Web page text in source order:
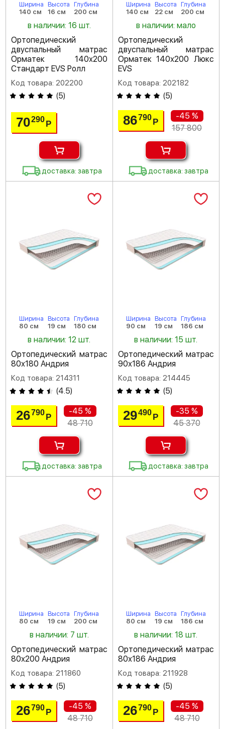
Ширина
140 см
Высота
16 см
Глубина
200 см
в наличии: 16 шт.
Ортопедический
двуспальный матрас
Орматек 140х200
Стандарт EVS Ролл
Код товара: 202200
(5)
70290Р
доставка: завтра
Ширина
140 см
Высота
22 см
Глубина
200 см
в наличии: мало
Ортопедический
двуспальный матрас
Орматек 140х200 Люкс
EVS
Код товара: 202182
(5)
86790 Р
-45 %
157 800
доставка: завтра
Ширина
80 см
Высота
19 см
Глубина
180 см
в наличии: 12 шт.
Ортопедический матрас
80х180 Андрия
Код товара: 214311
(4.5)
26790Р
-45 %
48 710
доставка: завтра
Ширина
90 см
Высота
19 см
Глубина
186 см
в наличии: 15 шт.
Ортопедический матрас
90х186 Андрия
Код товара: 214445
(5)
29490 Р
-35 %
45 370
доставка: завтра
Ширина
80 см
Высота
19 см
Глубина
200 см
в наличии: 7 шт.
Ортопедический матрас
80х200 Андрия
Код товара: 211860
(5)
26790Р
-45 %
48 710
Ширина
80 см
Высота
19 см
Глубина
186 см
в наличии: 18 шт.
Ортопедический матрас
80х186 Андрия
Код товара: 211928
(5)
26790 Р
-45 %
48 710